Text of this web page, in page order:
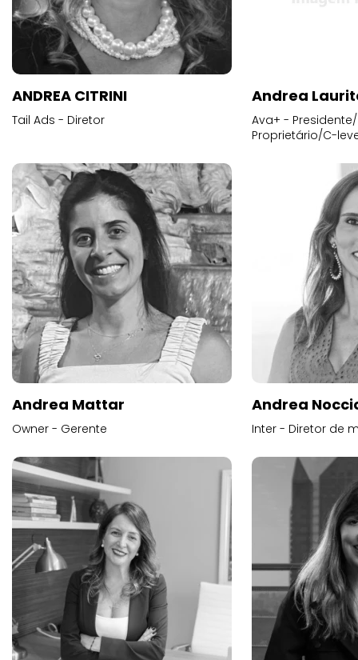
ANDREA CITRINI
Tail Ads - Diretor
Andrea
Ava+ -
Proprietário/C-
Andrea Mattar
Owner - Gerente
Andrea
Inter - Diretor de